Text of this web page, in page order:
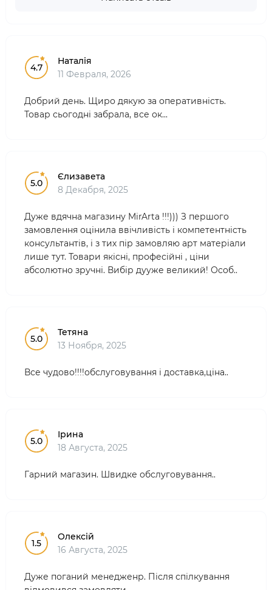
4.7
Наталія
11 Февраля, 2026
Добрий день. Щиро дякую за оперативність.
Товар сьогодні забрала, все ок...
5.0
Єлизавета
8 Декабря, 2025
Дуже вдячна магазину MirArta !!!))) З першого
замовлення оцінила ввічливість і компетентність
консультантів, і з тих пір замовляю арт матеріали
лише тут. Товари якісні, професійні , ціни
абсолютно зручні. Вибір дууже великий! Особ..
5.0
Тетяна
13 Ноября, 2025
Все чудово!!!!обслуговування і доставка,ціна..
5.0
Ірина
18 Августа, 2025
Гарний магазин. Швидке обслуговування..
1.5
Олексій
16 Августа, 2025
Дуже поганий менедженр. Після спілкування